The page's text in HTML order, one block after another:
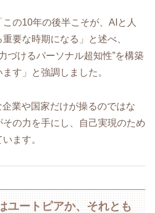
の10年の後半こそが、AIと人
要な時期になる」と述べ、
づけるパーソナル超知性”を構築
す」と強調しました。
業や国家だけが操るのではな
その力を手にし、自己実現のため
ます。
ユートピアか、それとも